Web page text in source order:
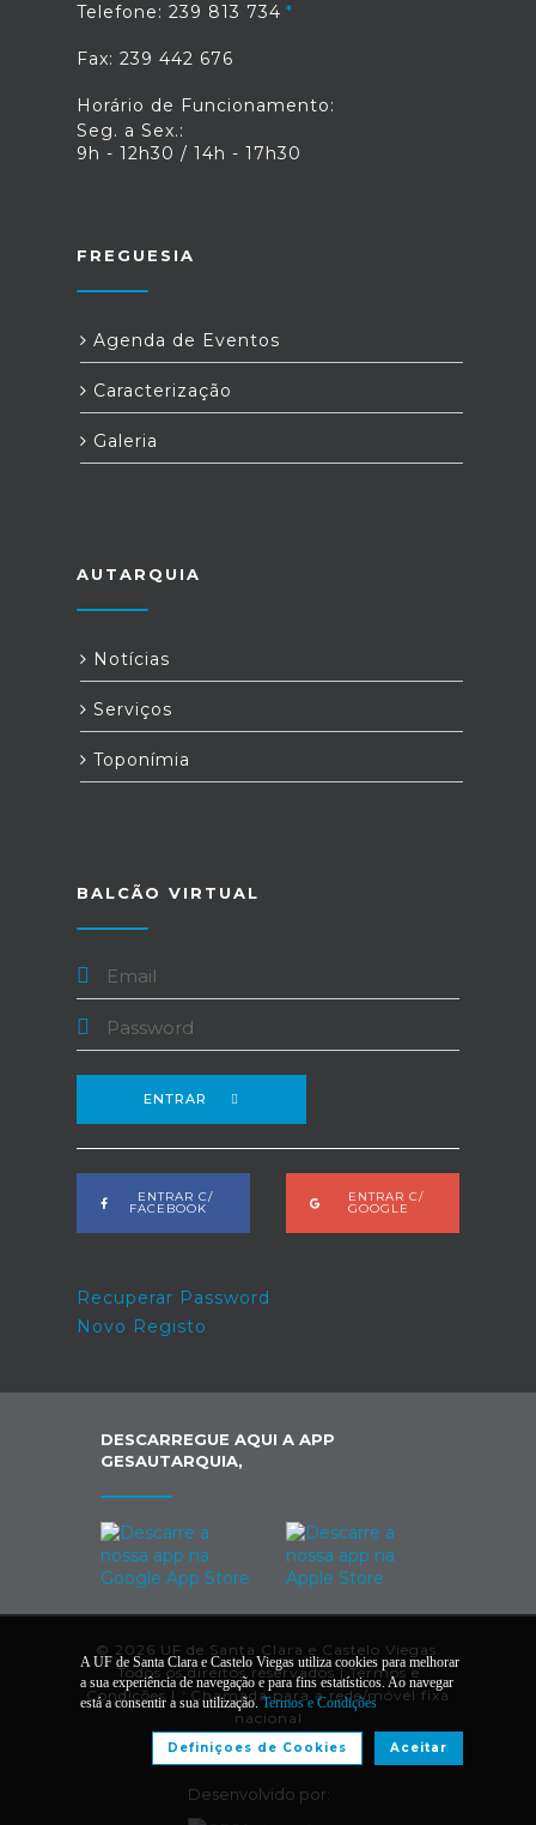
Telefone: 239 813 734
Fax: 239 442 676
Horário de Funcionamento:
Seg. a Sex.:
9h - 12h30 / 14h - 17h30
FREGUESIA
Agenda de Eventos
Caracterização
Galeria
AUTARQUIA
Notícias
Serviços
Toponímia
BALCÃO VIRTUAL
ENTRAR
ENTRAR C/
FACEBOOK
ENTRAR C/
GOOGLE
Recuperar Password
Novo Registo
DESCARREGUE AQUI A APP
GESAUTARQUIA,
© 2026 UF de Santa Clara e Castelo Viegas.
Todos os direitos reservados |Termos e
Condições | * Chamada para a rede/móvel fixa
nacional
Desenvolvido por:
A UF de Santa Clara e Castelo Viegas utiliza cookies para melhorar
a sua experiência de navegação e para fins estatísticos. Ao navegar
está a consentir a sua utilização.Termos e Condições
Aceitar
Definiçoes de Cookies